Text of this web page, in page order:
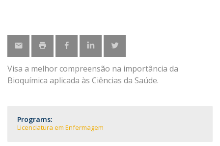
Visa a melhor compreensão na importância da
Bioquímica aplicada às Ciências da Saúde.
Programs:
Licenciatura em Enfermagem